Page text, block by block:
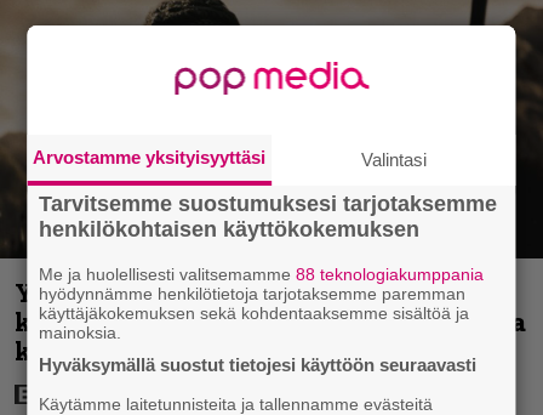
Yöllä tv:ssä: Sotaelokuvan näyttelijät
kasvattivat lihakset nopeasti erikoisella
kikalla – IMDb-arvosana on 7,6
Arvostamme yksityisyyttäsi Valintasi
Tarvitsemme suostumuksesi tarjotaksemme
henkilökohtaisen käyttökokemuksen
Me ja huolellisesti valitsemamme88 teknologiakumppania
hyödynnämme henkilötietoja tarjotaksemme paremman
käyttäjäkokemuksen sekä kohdentaaksemme sisältöä ja
mainoksia.
Hyväksymällä suostut tietojesi käyttöön seuraavasti
Käytämme laitetunnisteita ja tallennamme evästeitä